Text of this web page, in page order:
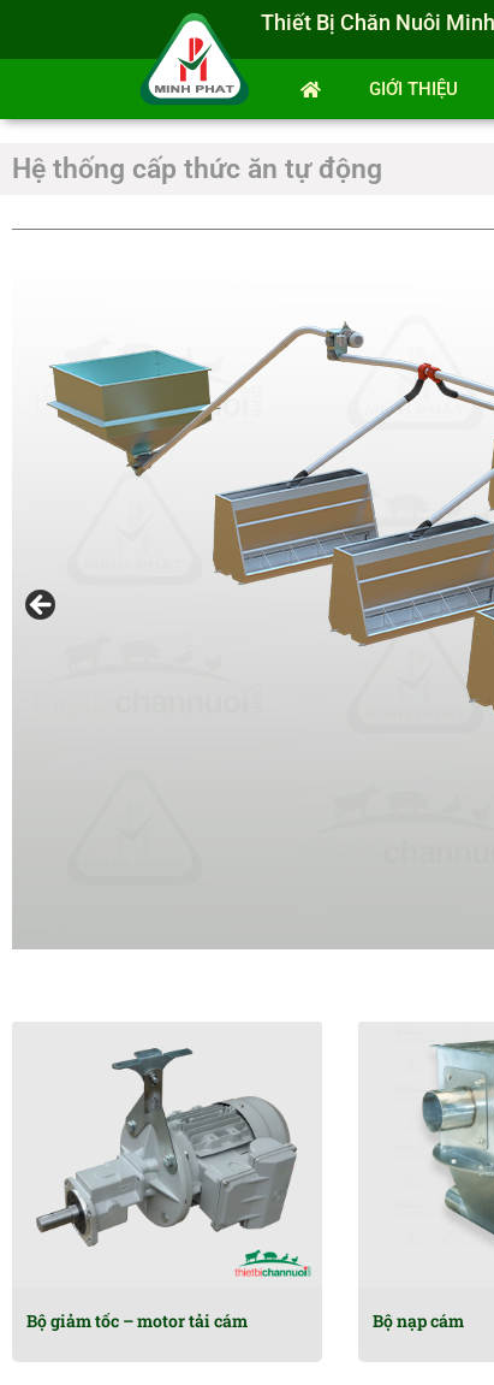
Thiết Bị Chăn Nuôi
GIỚI THIỆU
Hệ thống cấp thức ăn tự động
Bộ giảm tốc – motor tải cám Bộ nạp cám